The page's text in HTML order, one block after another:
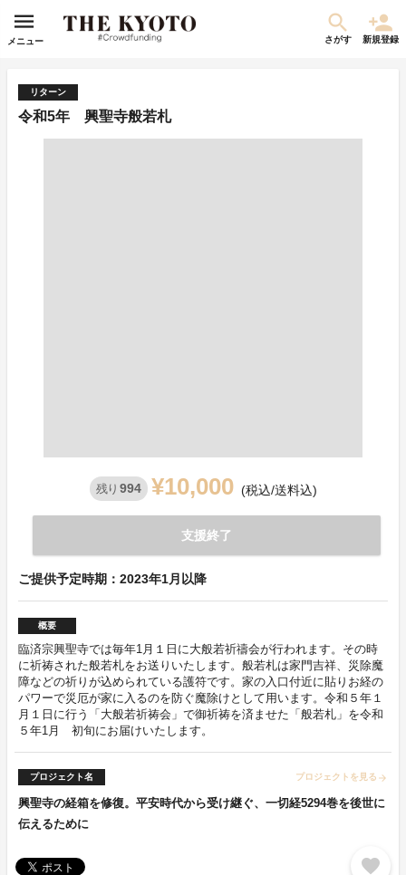
メニュー さがす 新規登録
リターン
令和5年 興聖寺般若札
残り 994 ¥10,000 (税込/送料込)
支援終了
ご提供予定時期：2023年1月以降
概要
臨済宗興聖寺では毎年1月１日に大般若祈禱会が行われます。その時
に祈祷された般若札をお送りいたします。般若札は家門吉祥、災除魔
障などの祈りが込められている護符です。家の入口付近に貼りお経の
パワーで災厄が家に入るのを防ぐ魔除けとして用います。令和５年１
月１日に行う「大般若祈祷会」で御祈祷を済ませた「般若札」を令和
５年1月 初旬にお届けいたします。
プロジェクト名 プロジェクトを見る arrow_forward
興聖寺の経箱を修復。平安時代から受け継ぐ、一切経5294巻を後世に
伝えるために
favorite